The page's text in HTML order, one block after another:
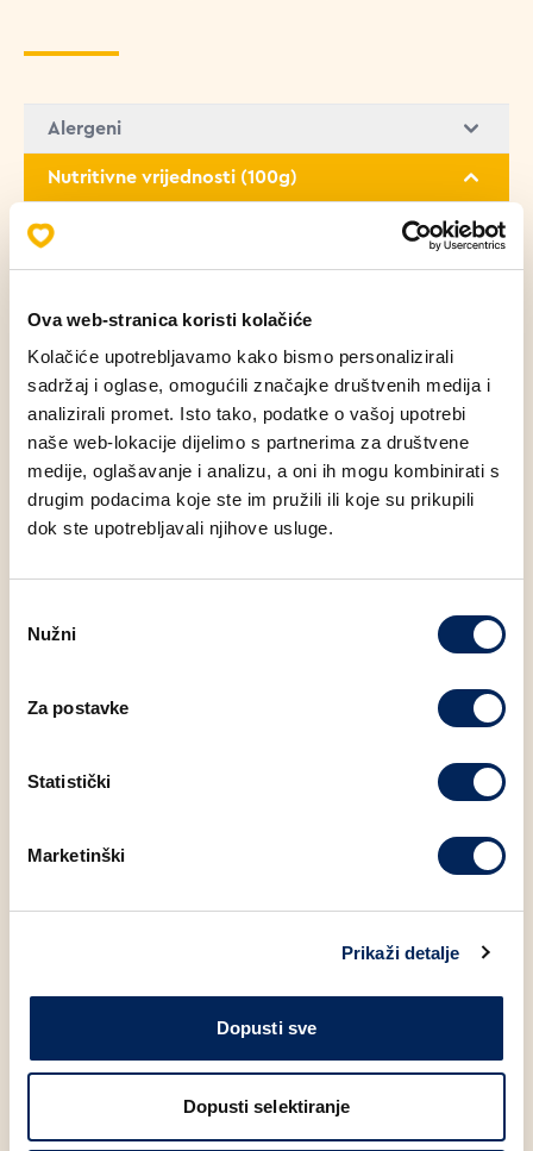
Ova web-stranica koristi kolačiće
Kolačiće upotrebljavamo kako bismo personalizirali
sadržaj i oglase, omogućili značajke društvenih medija i
analizirali promet. Isto tako, podatke o vašoj upotrebi
naše web-lokacije dijelimo s partnerima za društvene
medije, oglašavanje i analizu, a oni ih mogu kombinirati s
drugim podacima koje ste im pružili ili koje su prikupili
dok ste upotrebljavali njihove usluge.
pristanka
Nužni
Za postavke
Statistički
Marketinški
Prikaži detalje
Dopusti sve
Dopusti selektiranje
Alergeni
Nutritivne vrijednosti (100g)
Masti 1.32 g
Ugljikohidrati
Bjelančevine 9.33 g
Sol 1.38 g
Šećer 2.50 g
Moglo bi Vas zanimati
MLINAR TOAST INTEGRALNI
MLINAR TOAST CLASSIC 400g